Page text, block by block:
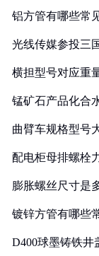
铝方管有哪些常
光线传媒参投三
横担型号对应重
锰矿石产品化合
曲臂车规格型号
配电柜母排螺栓
膨胀螺丝尺寸是
镀锌方管有哪些
D400球墨铸铁井